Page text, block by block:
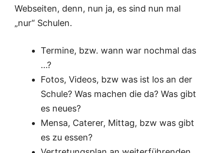
Webseiten, denn, nun ja, es sind nun mal
„nur“ Schulen.
Termine, bzw. wann war nochmal das
…?
Fotos, Videos, bzw was ist los an der
Schule? Was machen die da? Was gibt
es neues?
Mensa, Caterer, Mittag, bzw was gibt
es zu essen?